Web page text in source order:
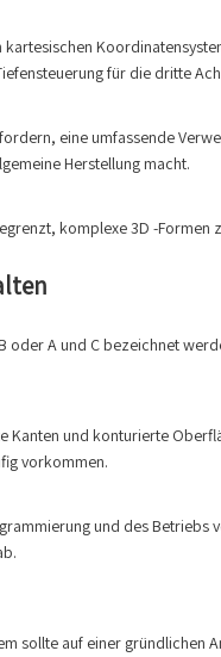
kartesischen
für die dritte
eine umfassende
Herstellung macht.
komplexe 3D -
A und C bezeichnet
und konturierte
vorkommen.
und des Betriebs
sollte auf einer gründlichen